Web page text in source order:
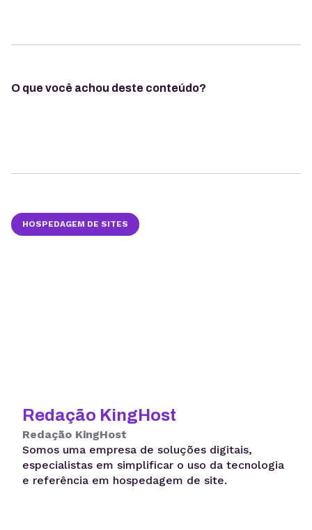
O que você achou deste conteúdo?
HOSPEDAGEM DE SITES
Redação KingHost
Redação KingHost
Somos uma empresa de soluções digitais,
especialistas em simplificar o uso da tecnologia
e referência em hospedagem de site.